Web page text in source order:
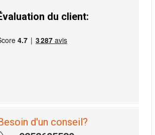
du client:
d'un conseil?